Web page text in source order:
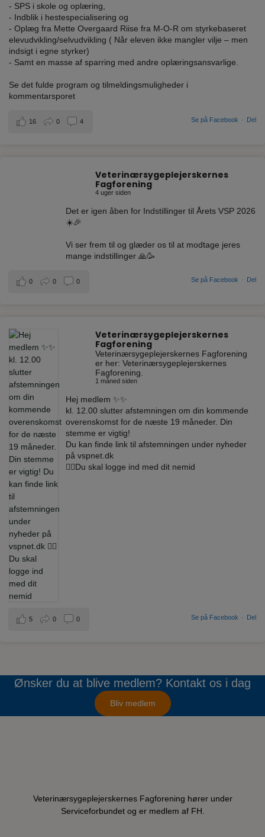
- SPS i skole og oplæring,
- Indblik i hestespecialisering og
- Oplæg fra Mette Overgaard Riise fra M-O-R om styrkebaseret
elevudvikling/selvudvikling ( Når eleven ikke mangler vilje – men
indsigt i egne styrker)
- Samt en masse af sparring med andre oplæringsansvarlige.
Se det fulde program og tilmeldingsmuligheder i
kommentarsporet
Se på Facebook · Del
16 0 4
Veterinærsygeplejerskernes
Fagforening
4 uger siden
Det er igen åben for Indstillinger til Årets VSP 2026
☀️🎉
Vi ser frem til og glæder os til at modtage jeres
mange indstillinger 🙏🥳
Se på Facebook · Del
0 0 0
Veterinærsygeplejerskernes
Fagforening
Veterinærsygeplejerskernes Fagforening
er her: Veterinærsygeplejerskernes
Fagforening.
1 måned siden
Hej medlem ✨✨
kl. 12.00 slutter afstemningen om din kommende
overenskomst for de næste 19 måneder. Din
stemme er vigtig!
Du kan finde link til afstemningen under nyheder
på vspnet.dk
☝🏼Du skal logge ind med dit nemid
Se på Facebook · Del
5 0 0
Ønsker du at blive medlem? Kontakt os i dag
Bliv medlem
Veterinærsygeplejerskernes Fagforening hører under
Serviceforbundet og er medlem af FH.